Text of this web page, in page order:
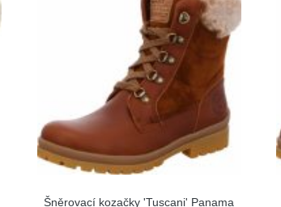
Šněrovací kozačky 'Tuscani' Panama